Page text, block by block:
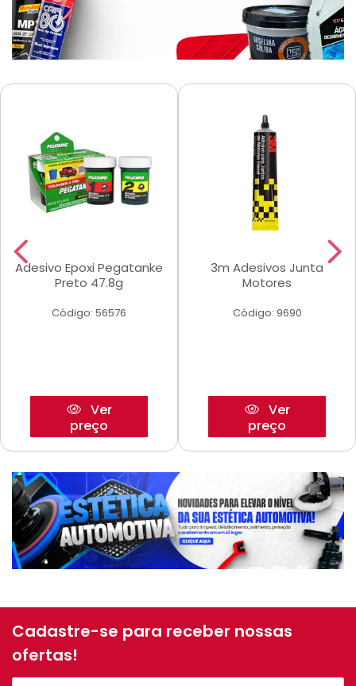
Adesivo Epoxi Pegatanke
Preto 47.8g
Código: 56576
Ver
preço
3m Adesivos Junta
Motores
Código: 9690
Ver
preço
Cadastre-se para receber nossas
ofertas!